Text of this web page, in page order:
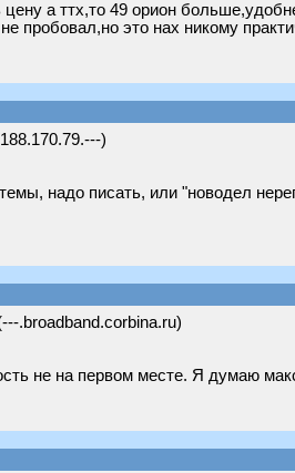
а ттх,то 49 орион
не пробовал,но это нах никому
)
надо писать, или "новодел
.broadband.corbina.ru)
не на первом месте. Я думаю